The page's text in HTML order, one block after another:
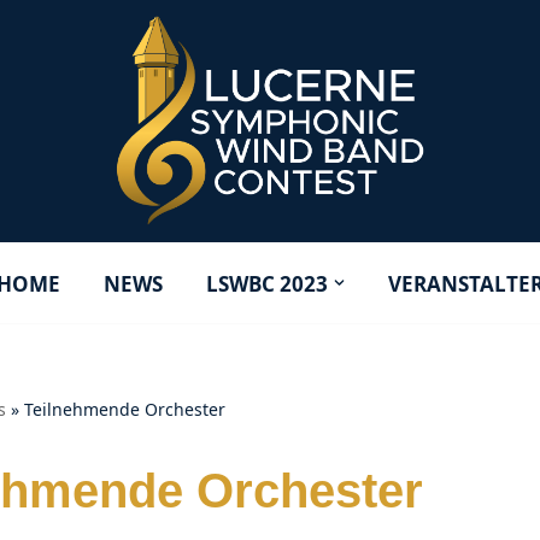
NEWS LSWBC 2023
» Teilnehmende Orchester
Orchester